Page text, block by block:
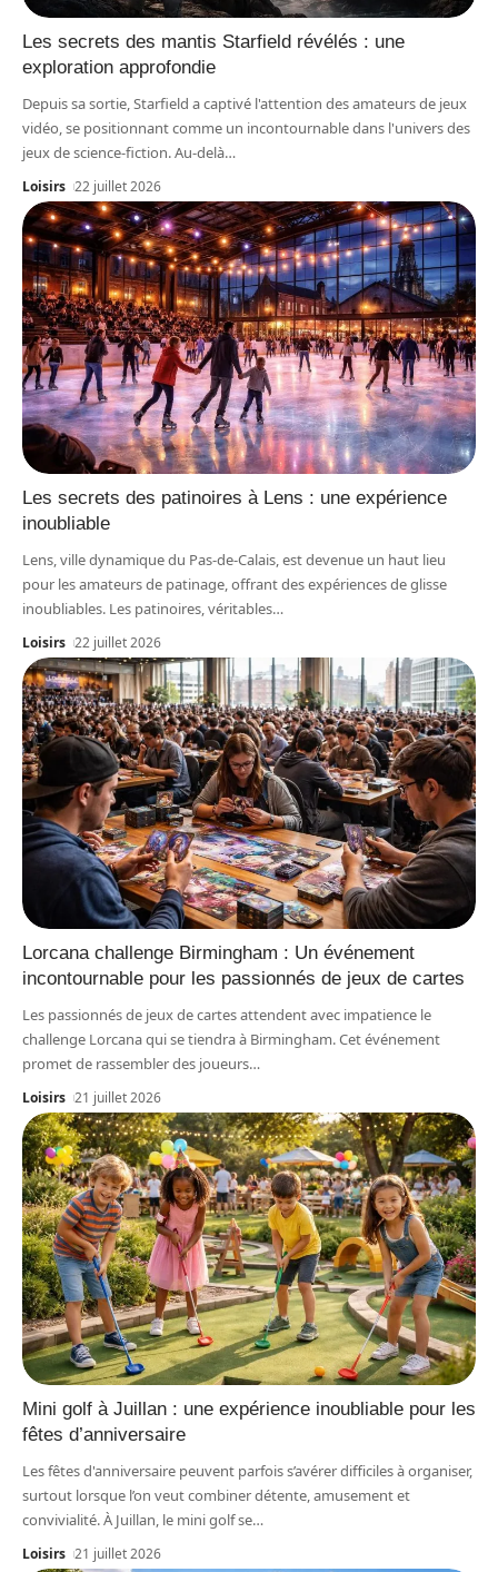
Les secrets des mantis Starfield révélés : une
exploration approfondie
Depuis sa sortie, Starfield a captivé l'attention des amateurs de jeux
vidéo, se positionnant comme un incontournable dans l'univers des
jeux de science-fiction. Au-delà…
Loisirs 22 juillet 2026
Les secrets des patinoires à Lens : une expérience
inoubliable
Lens, ville dynamique du Pas-de-Calais, est devenue un haut lieu
pour les amateurs de patinage, offrant des expériences de glisse
inoubliables. Les patinoires, véritables…
Loisirs 22 juillet 2026
Lorcana challenge Birmingham : Un événement
incontournable pour les passionnés de jeux de cartes
Les passionnés de jeux de cartes attendent avec impatience le
challenge Lorcana qui se tiendra à Birmingham. Cet événement
promet de rassembler des joueurs…
Loisirs 21 juillet 2026
Mini golf à Juillan : une expérience inoubliable pour les
fêtes d’anniversaire
Les fêtes d'anniversaire peuvent parfois s’avérer difficiles à organiser,
surtout lorsque l’on veut combiner détente, amusement et
convivialité. À Juillan, le mini golf se…
Loisirs 21 juillet 2026